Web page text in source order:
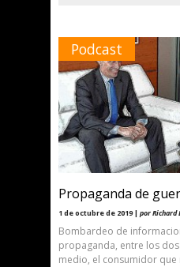
Podcast
Propaganda de
1 de octubre de 2019 | por Richard
Bombardeo de
propaganda, entre los
medio, el consumidor que